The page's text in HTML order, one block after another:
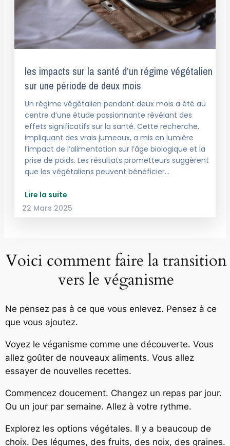
les impacts sur la santé d’un régime végétalien
sur une période de deux mois
22 Mars 2025
Un régime végétalien pendant deux mois a été au
centre d’une étude passionnante révélant des
effets significatifs sur la santé. Cette recherche,
impliquant des vrais jumeaux, a mis en lumière
l’impact de l’alimentation sur l’âge biologique et la
prise de poids. Les résultats prometteurs suggèrent
que les végétaliens peuvent bénéficier…
Lire la suite
Voici comment faire la transition
vers le véganisme
Ne pensez pas à ce que vous enlevez. Pensez à ce
que vous ajoutez.
Voyez le véganisme comme une découverte. Vous
allez goûter de nouveaux aliments. Vous allez
essayer de nouvelles recettes.
Commencez doucement. Changez un repas par jour.
Ou un jour par semaine. Allez à votre rythme.
Explorez les options végétales. Il y a beaucoup de
choix. Des légumes, des fruits, des noix, des graines.